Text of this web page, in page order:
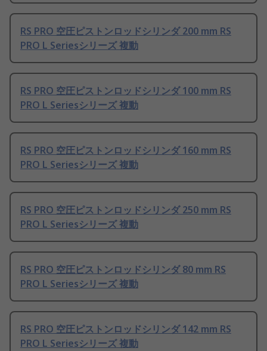
RS PRO 空圧ピストンロッドシリンダ 200 mm RS
PRO L Seriesシリーズ 複動
RS PRO 空圧ピストンロッドシリンダ 100 mm RS
PRO L Seriesシリーズ 複動
RS PRO 空圧ピストンロッドシリンダ 160 mm RS
PRO L Seriesシリーズ 複動
RS PRO 空圧ピストンロッドシリンダ 250 mm RS
PRO L Seriesシリーズ 複動
RS PRO 空圧ピストンロッドシリンダ 80 mm RS
PRO L Seriesシリーズ 複動
RS PRO 空圧ピストンロッドシリンダ 142 mm RS
PRO L Seriesシリーズ 複動